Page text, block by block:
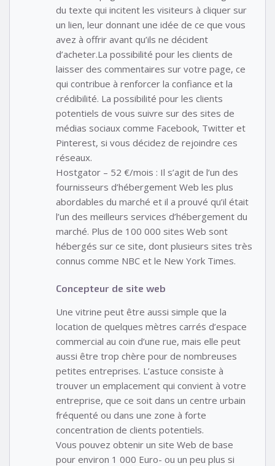
du texte qui incitent les visiteurs à cliquer sur
un lien, leur donnant une idée de ce que vous
avez à offrir avant qu’ils ne décident
d’acheter.La possibilité pour les clients de
laisser des commentaires sur votre page, ce
qui contribue à renforcer la confiance et la
crédibilité. La possibilité pour les clients
potentiels de vous suivre sur des sites de
médias sociaux comme Facebook, Twitter et
Pinterest, si vous décidez de rejoindre ces
réseaux.
Hostgator – 52 €/mois : Il s’agit de l’un des
fournisseurs d’hébergement Web les plus
abordables du marché et il a prouvé qu’il était
l’un des meilleurs services d’hébergement du
marché. Plus de 100 000 sites Web sont
hébergés sur ce site, dont plusieurs sites très
connus comme NBC et le New York Times.
Concepteur de site web
Une vitrine peut être aussi simple que la
location de quelques mètres carrés d’espace
commercial au coin d’une rue, mais elle peut
aussi être trop chère pour de nombreuses
petites entreprises. L’astuce consiste à
trouver un emplacement qui convient à votre
entreprise, que ce soit dans un centre urbain
fréquenté ou dans une zone à forte
concentration de clients potentiels.
Vous pouvez obtenir un site Web de base
pour environ 1 000 Euro- ou un peu plus si